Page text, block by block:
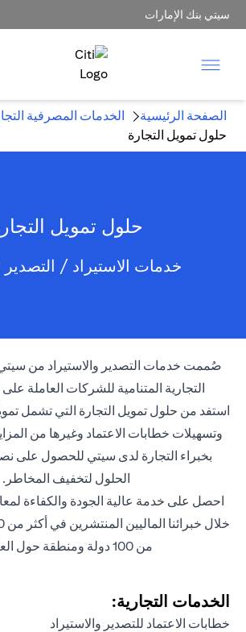
سيتي بنك الإمارات
الصفحة الرئيسية
الخدمات المصرفية
حلول تمويل التجارة
حلول تمويل
خدمات الاستيراد / التصدير
صُممت خدمات التصدير والاستيراد من سيتي
التجارية المتنامية للشركات العاملة
استفد من حلول تمويل التجارة التي تشمل
وتسهيلات خطابات الاعتماد وغيرها من
بخبراء التجارة لدى سيتي للحصول على
الحلول لتخفيف المخاطر.
احصل على خدمة عالية الجودة والكفاءة
من 100 دولة ومنطقة حول العالم.
الخدمات التجارية:
خطابات الاعتماد للتصدير والاستيراد